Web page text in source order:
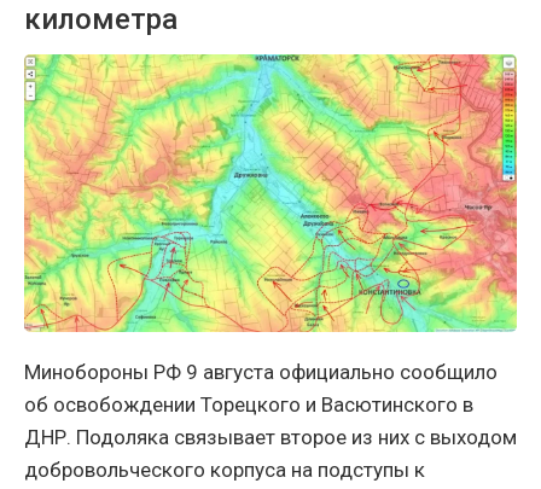
километра
Минобороны РФ 9 августа официально сообщило
об освобождении Торецкого и Васютинского в
ДНР. Подоляка связывает второе из них с выходом
добровольческого корпуса на подступы к